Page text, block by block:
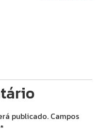
publicado. Campos
*